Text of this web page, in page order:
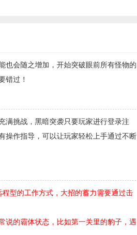
也会随之增加，开始突破眼前所有怪物的
错过！
满挑战，黑暗突袭只要玩家进行登录注
操作指导，可以让玩家轻松上手通过不断
型的工作方式，大招的蓄力需要通过击
说的霸体状态，比如第一关里的豹子，遇